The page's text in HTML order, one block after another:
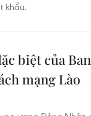
khẩu.
biệt của
mạng Lào